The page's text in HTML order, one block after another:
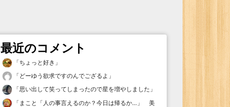
最近のコメント
「ちょっと好き 」
「 どーゆう欲求ですのんでござるよ 」
「思い出して笑ってしまったので星を増やしました 」
「 まこと「人の事言えるのか？今日は帰るか…」 美